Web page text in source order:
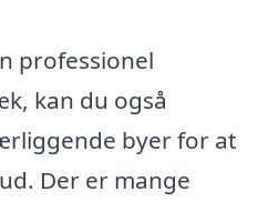
professionel
kan du også
byer for at
Der er mange